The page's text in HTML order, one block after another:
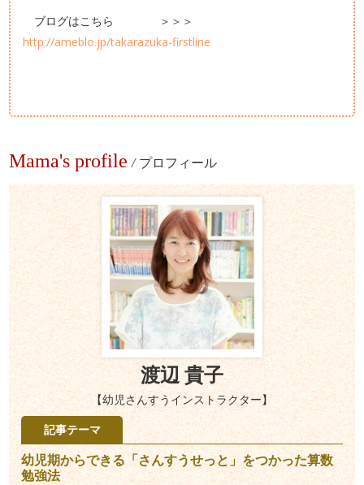
ブログはこちら ＞＞＞
http://ameblo.jp/takarazuka-firstline
Mama's profile / プロフィール
渡辺 貴子
【幼児さんすうインストラクター】
記事テーマ
幼児期からできる「さんすうせっと」をつかった算数
勉強法